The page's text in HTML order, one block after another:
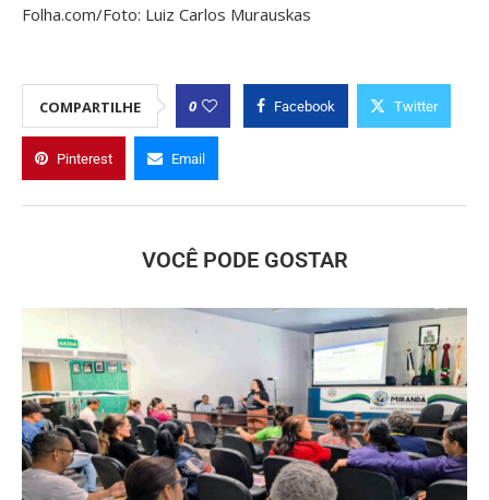
Folha.com/Foto: Luiz Carlos Murauskas
COMPARTILHE 0 Facebook Twitter
Pinterest Email
VOCÊ PODE GOSTAR